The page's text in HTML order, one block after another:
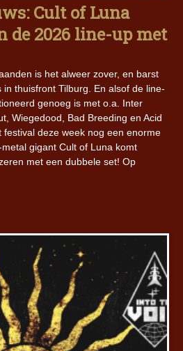
Cult of Luna
de 2026 line-up met
is het alweer zover, en barst
thuisfront Tilburg. En alsof de line-
genoeg is met o.a. Inter
Wiegedood, Bad Breeding en Acid
festival deze week nog een enorme
gigant Cult of Luna komt
met een dubbele set! Op